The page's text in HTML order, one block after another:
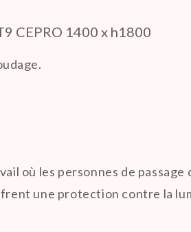
CEPRO 1400 x h1800
où les personnes de
une protection contre la